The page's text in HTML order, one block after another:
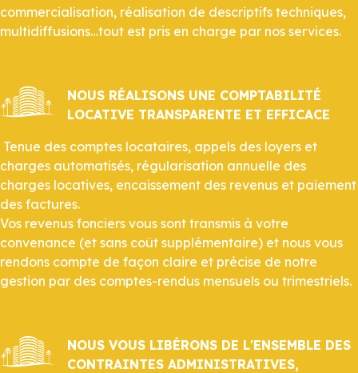
commercialisation, réalisation de descriptifs techniques,
multidiffusions…tout est pris en charge par nos services.
NOUS RÉALISONS UNE COMPTABILITÉ
LOCATIVE TRANSPARENTE ET EFFICACE
Tenue des comptes locataires, appels des loyers et
charges automatisés, régularisation annuelle des
charges locatives, encaissement des revenus et paiement
des factures.
Vos revenus fonciers vous sont transmis à votre
convenance (et sans coût supplémentaire) et nous vous
rendons compte de façon claire et précise de notre
gestion par des comptes-rendus mensuels ou trimestriels.
NOUS VOUS LIBÉRONS DE L'ENSEMBLE DES
CONTRAINTES ADMINISTRATIVES,